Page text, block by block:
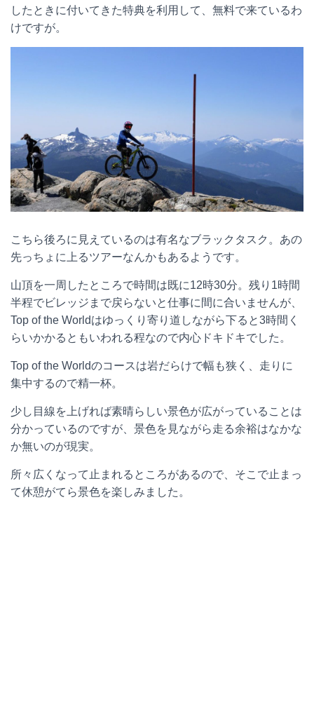
したときに付いてきた特典を利用して、無料で来ているわ
けですが。
こちら後ろに見えているのは有名なブラックタスク。あの
先っちょに上るツアーなんかもあるようです。
山頂を一周したところで時間は既に12時30分。残り1時間
半程でビレッジまで戻らないと仕事に間に合いませんが、
Top of the Worldはゆっくり寄り道しながら下ると3時間く
らいかかるともいわれる程なので内心ドキドキでした。
Top of the Worldのコースは岩だらけで幅も狭く、走りに
集中するので精一杯。
少し目線を上げれば素晴らしい景色が広がっていることは
分かっているのですが、景色を見ながら走る余裕はなかな
か無いのが現実。
所々広くなって止まれるところがあるので、そこで止まっ
て休憩がてら景色を楽しみました。